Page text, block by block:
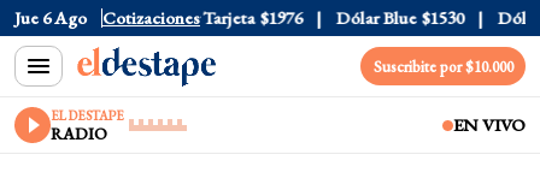
Jue 6 Ago Cotizaciones
$1520 Dólar Tarjeta $1976 Dólar Blue $1530 Dólar
Suscribite por $10.000
EL DESTAPE
RADIO EN VIVO